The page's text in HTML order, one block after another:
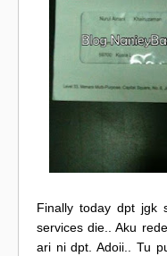
Finally today dpt jgk
services die.. Aku
ari ni dpt. Adoii.. Tu